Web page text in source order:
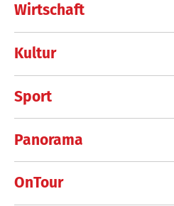
Wirtschaft
Kultur
Sport
Panorama
OnTour